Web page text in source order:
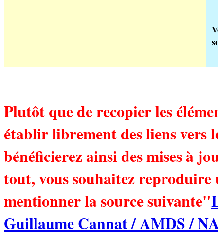
Plutôt que de recopier les
établir librement des liens vers
bénéficierez ainsi des mises à
tout, vous souhaitez reproduire
mentionner la source suivante"
Guillaume Cannat / AMDS /